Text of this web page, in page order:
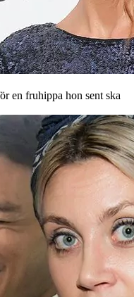
en fruhippa hon sent ska